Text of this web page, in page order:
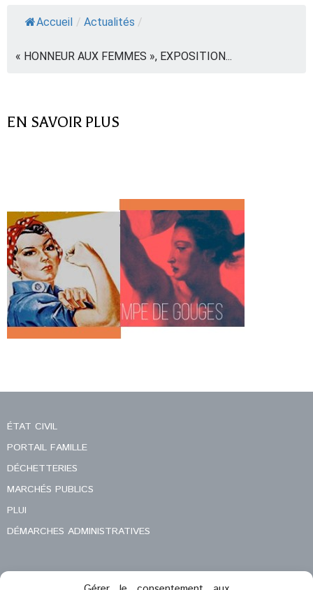
Accueil / Actualités /
« HONNEUR AUX FEMMES », EXPOSITION...
EN SAVOIR PLUS
ÉTAT CIVIL
PORTAIL FAMILLE
DÉCHETTERIES
MARCHÉS PUBLICS
PLUI
DÉMARCHES ADMINISTRATIVES